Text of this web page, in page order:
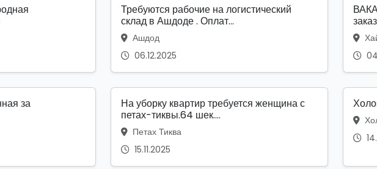
Требуются рабочие на логистический
склад в Ашдоде . Оплат...
Ашдод
06.12.2025
за
На уборку квартир требуется женщина с
петах-тиквы.64 шек....
Петах Тиква
15.11.2025